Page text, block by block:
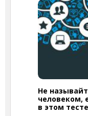
Не
человеком,
в этом